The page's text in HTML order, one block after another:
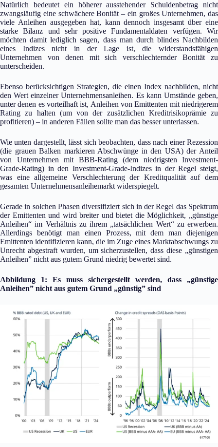
Natürlich bedeutet ein höherer ausstehender Schuldenbetrag nicht
zwangsläufig eine schwächere Bonität – ein großes Unternehmen, das
viele Anleihen ausgegeben hat, kann dennoch insgesamt über eine
starke Bilanz und sehr positive Fundamentaldaten verfügen. Wir
möchten damit lediglich sagen, dass man durch blindes Nachbilden
eines Indizes nicht in der Lage ist, die widerstandsfähigen
Unternehmen von denen mit sich verschlechternder Bonität zu
unterscheiden.
Ebenso berücksichtigen Strategien, die einen Index nachbilden, nicht
den Wert einzelner Unternehmensanleihen. Es kann Umstände geben,
unter denen es vorteilhaft ist, Anleihen von Emittenten mit niedrigerem
Rating zu halten (um von der zusätzlichen Kreditrisikoprämie zu
profitieren) – in anderen Fällen sollte man das besser unterlassen.
Wie unten dargestellt, lässt sich beobachten, dass nach einer Rezession
(die grauen Balken markieren Abschwünge in den USA) der Anteil
von Unternehmen mit BBB-Rating (dem niedrigsten Investment-
Grade-Rating) in den Investment-Grade-Indizes in der Regel steigt,
was eine allgemeine Verschlechterung der Kreditqualität auf dem
gesamten Unternehmensanleihemarkt widerspiegelt.
Gerade in solchen Phasen diversifiziert sich in der Regel das Spektrum
der Emittenten und wird breiter und bietet die Möglichkeit, „günstige
Anleihen“ im Verhältnis zu ihrem „tatsächlichen Wert“ zu erwerben.
Allerdings benötigt man einen Prozess, mit dem man diejenigen
Emittenten identifizieren kann, die im Zuge eines Marktabschwungs zu
Unrecht abgestraft wurden, um sicherzustellen, dass diese „günstigen
Anleihen” nicht aus gutem Grund niedrig bewertet sind.
Abbildung 1: Es muss sichergestellt werden, dass „günstige
Anleihen” nicht aus gutem Grund „günstig” sind